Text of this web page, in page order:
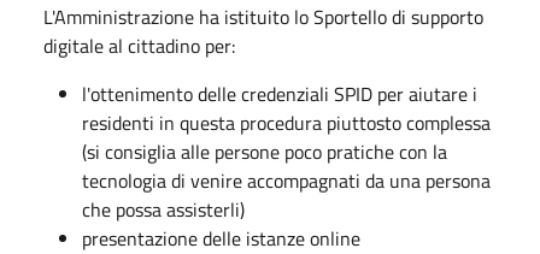
L'Amministrazione ha istituito lo Sportello di supporto
digitale al cittadino per:
l'ottenimento delle credenziali SPID per aiutare i
residenti in questa procedura piuttosto complessa
(si consiglia alle persone poco pratiche con la
tecnologia di venire accompagnati da una persona
che possa assisterli)
presentazione delle istanze online